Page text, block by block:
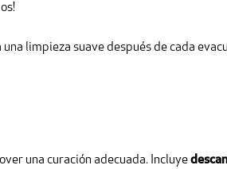
limpieza suave después de cada
una curación adecuada. Incluye